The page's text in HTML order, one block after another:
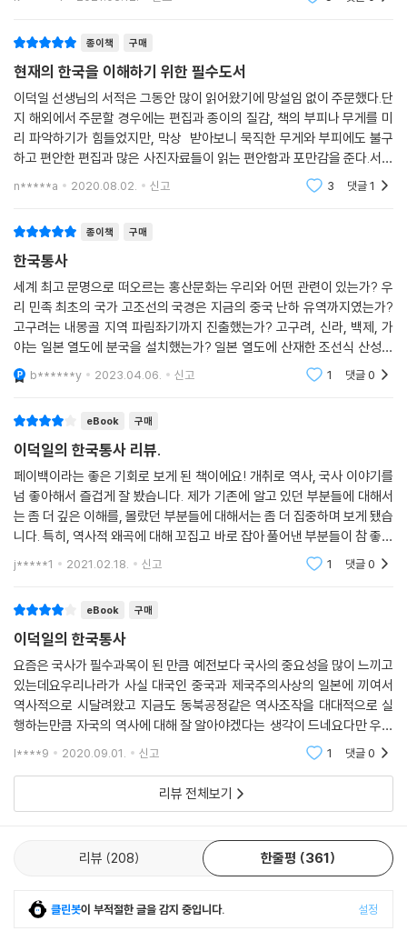
신라 사신이 동시에 야마토왜에 조공을 바쳤다는 『일본서기』 응신 7년은
서기 276년인데, 주갑제를 적용해 120년을 끌어올리면 396년이 된다.
「광개토대왕비문」은 이해 광개토대왕이 백제 정벌에 나서 58성 700촌을
획득하고 백제 임금의 아우와 대신 10명을 데리고 개선했다고 말하고 있
는데, 『일본서기』는 야마토왜에 조공을 바쳤다고 주장하고 있다. 그런데
아무리 왜곡이 심하다고 해도 역사서 전체를 거짓이라고 보는 것도 문제가
있다. 그래서 북한학계에서는 분국설分國說이 나왔다. 『일본서기』에 나
오는 고구려, 백제, 신라, 가라에 대한 기사는 『삼국사기』에 나오는 본국들
석형이 1963년 「삼한 삼국의 일본 열도 내의 분국설에 대해서(『력사과
학』)」에서 최초로 주장한 분국설은 일본학자들에게 큰 충격을 주었다. 일
본 열도 내에는 지금도 고구려, 백제, 신라, 가야계 유적·유물과 지명이 전
국 각지에 퍼져 있다. 특히 규슈와 나라 부근에는 가야와 백제의 유적, 유물
이 많다. 아니, 많은 정도가 아니라 가야와 백제의 분국이 그곳에 있었다고
말하면 적당할 정도다.
임나일본부설의 모순은 많다. 일본인 학자들은 서기 369년 가야 7국을 점
명칭이 처음 나오는 것은 서기 464년의 기록이다. 신라에서 일왕 웅략 즉
위 후 8년 동안 조공을 바치지 않았기 때문에 정벌당할 것이 두려워서 고
구려에 군사지원을 요청했다는 것이다. 그런데 보호 요청을 수락한 고구려
가 보낸 군사가 100명이라는 것이 『일본서기』의 내용이다. 『삼국사기』는
한 해 전 신라가 “군사를 크게 사열했다”고 설명하고 있는데, 군사를 ‘크게
사열〔大閱〕’했을 경우 최소한 몇 만 명은 되었으니 ‘크게’라는 형용사를
사용했을 것이다. 그러니 100명의 군사로 보호할 수 있는 나라는 『삼국사
음 사용했고 그 전까지 국명은 왜였다. 그럼 일본 열도 내 임나의 위치는 어
디일까? 『일본서기』에서 임나의 위치에 대해 가장 많은 정보를 제공하는
기사는 숭신 65년(서기전 33)조이다. “임나는 축자국에서 2,000여리 떨
어져 있고 북쪽은 바다로 막혀 있으며 신라의 서남쪽에 있다.” 숭신 65년
(서기전 33년)은 가야가 건국된 서기 42년보다 90년 빠르니 임가는 가야
가 아니다. 또한 가야의 북쪽은 바다가 아니다. 북한학계는 김석형의 뒤를
이어 조희승이 이 분야 연구를 크게 진전시켰다. 조희승은 오카야마현 기
비 지역을 임나라고 본다. 오카야마 현과 히로시마현 동부를 과거에는 기
비라고 불렀는데, 해발 397m의 귀성산에 쌓은 귀성은 5세기 무렵 가야인
들이 쌓은 산성이다. 오카야마 이과대학에서 복원한 옛 지도를 보면 과거
에는 오카야마 깊숙한 곳까지 바닷물이 들어왔으니 숭신 65년조 기사에
부합한다. 남한 내의 민족사학자들 중 다수는 대마도라고 보고 있고 일부
는 규슈라고 보고 있는데, 앞으로 북한 학계의 연구 성과가 소개되면 오카
기 4세기 말에서 6세기 말까지 한반도 남부에 임나가 존재했다면 『삼국사
종이책 구매
현재의 한국을 이해하기 위한 필수도서
이덕일 선생님의 서적은 그동안 많이 읽어왔기에 망설임 없이 주문했다.단
지 해외에서 주문할 경우에는 편집과 종이의 질감, 책의 부피나 무게를 미
리 파악하기가 힘들었지만, 막상 받아보니 묵직한 무게와 부피에도 불구
하고 편안한 편집과 많은 사진자료들이 읽는 편안함과 포만감을 준다.서설
을 읽으면서, 한국통사를 쓰게 된 저자의 역사의식, 즉 식민사관에 점령당
n*****a 2020.08.02. 신고 3 댓글1
종이책 구매
한국통사
세계 최고 문명으로 떠오르는 홍산문화는 우리와 어떤 관련이 있는가? 우
리 민족 최초의 국가 고조선의 국경은 지금의 중국 난하 유역까지였는가?
고구려는 내몽골 지역 파림좌기까지 진출했는가? 고구려, 신라, 백제, 가
야는 일본 열도에 분국을 설치했는가? 일본 열도에 산재한 조선식 산성은
한반도에서 건너간 도래인들의 유적인가? 강조와 요나라 성종이 결전한
동주는 평안도 선천
b******y 2023.04.06. 신고 1 댓글0
eBook 구매
이덕일의 한국통사 리뷰.
페이백이라는 좋은 기회로 보게 된 책이에요! 개취로 역사, 국사 이야기를
넘 좋아해서 즐겁게 잘 봤습니다. 제가 기존에 알고 있던 부분들에 대해서
는 좀 더 깊은 이해를, 몰랐던 부분들에 대해서는 좀 더 집중하며 보게 됐습
니다. 특히, 역사적 왜곡에 대해 꼬집고 바로 잡아 풀어낸 부분들이 참 좋았
어요. 작가님의 견해와 첨언들도 흥미로웠습니다. 읽는 내내 유익한 시간
이었어요!
j*****1 2021.02.18. 신고 1 댓글0
eBook 구매
이덕일의 한국통사
요즘은 국사가 필수과목이 된 만큼 예전보다 국사의 중요성을 많이 느끼고
있는데요우리나라가 사실 대국인 중국과 제국주의사상의 일본에 끼여서
역사적으로 시달려왔고 지금도 동북공정같은 역사조작을 대대적으로 실
행하는만큼 자국의 역사에 대해 잘 알아야겠다는 생각이 드네요다만 우리
나라 역사도 짧은 역사가 아닌만큼 처음부터 시작하기에는 너무 양이 방대
l****9 2020.09.01. 신고 1 댓글0
리뷰 전체보기
리뷰 208 한줄평 361
클린봇이 부적절한 글을 감지 중입니다. 설정